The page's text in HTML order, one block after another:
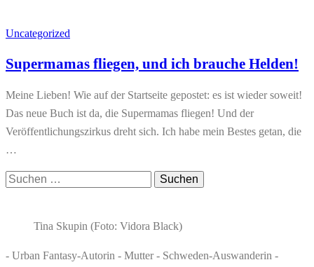
Uncategorized
Supermamas fliegen, und ich brauche Helden!
Meine Lieben! Wie auf der Startseite gepostet: es ist wieder soweit!
Das neue Buch ist da, die Supermamas fliegen! Und der
Veröffentlichungszirkus dreht sich. Ich habe mein Bestes getan, die
…
Suchen
Tina Skupin (Foto: Vidora Black)
- Urban Fantasy-Autorin - Mutter - Schweden-Auswanderin -